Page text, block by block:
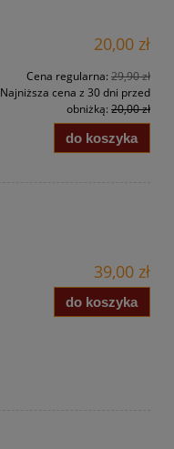
20,00 zł
Cena regularna: 29,90 zł
Najniższa cena z 30 dni przed
obniżką: 20,00 zł
do koszyka
39,00 zł
do koszyka